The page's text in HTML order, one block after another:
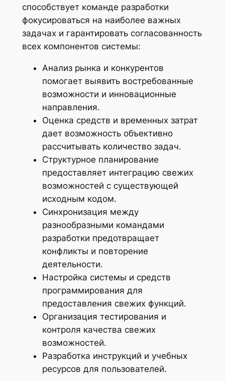
способствует команде разработки
фокусироваться на наиболее важных
задачах и гарантировать согласованность
всех компонентов системы:
Анализ рынка и конкурентов
помогает выявить востребованные
возможности и инновационные
направления.
Оценка средств и временных затрат
дает возможность объективно
рассчитывать количество задач.
Структурное планирование
предоставляет интеграцию свежих
возможностей с существующей
исходным кодом.
Синхронизация между
разнообразными командами
разработки предотвращает
конфликты и повторение
деятельности.
Настройка системы и средств
программирования для
предоставления свежих функций.
Организация тестирования и
контроля качества свежих
возможностей.
Разработка инструкций и учебных
ресурсов для пользователей.